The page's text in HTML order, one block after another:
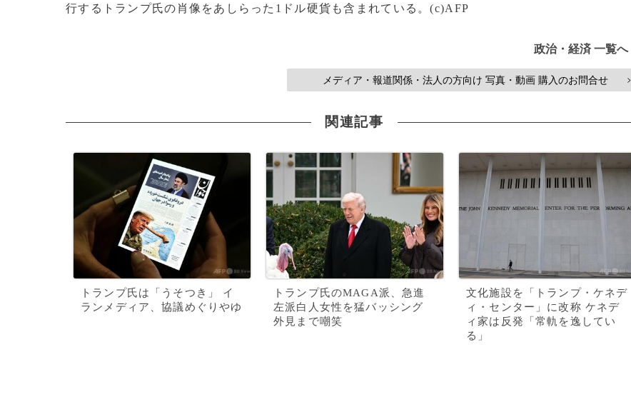
行するトランプ氏の肖像をあしらった1ドル硬貨も含まれている。(c)AFP
政治・経済 一覧へ
メディア・報道関係・法人の方向け 写真・動画 購入のお問合せ >
関連記事
トランプ氏は「うそつき」 イ
ランメディア、協議めぐりやゆ
トランプ氏のMAGA派、急進
左派白人女性を猛バッシング
外見まで嘲笑
文化施設を「トランプ・ケネデ
ィ・センター」に改称 ケネデ
ィ家は反発「常軌を逸してい
る」